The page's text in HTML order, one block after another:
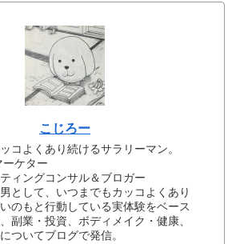
こじろー
コよくあり続けるサラリーマン。
ケター
ィングコンサル＆ブロガー
として、いつまでもカッコよくあり
のもと行動している実体験をベース
副業・投資、ボディメイク・健康、
ついてブログで発信。